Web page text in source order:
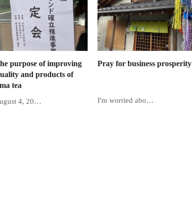
purpose of improving
and products of
tea
4, 20…
Pray for business prosperity
I'm worried abo…